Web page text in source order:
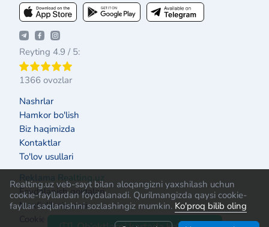
Realting.uz veb-sayt bilan aloqangizni yaxshilash uchun
cookie-fayllardan foydalanadi. Qurilmangizda qaysi cookie-
fayllar saqlanishini sozlashingiz mumkin. Ko'proq bilib oling
Reyting 4.9 / 5:
1366 ovozlar
Nashrlar
Hamkor bo'lish
Biz haqimizda
Kontaktlar
To'lov usullari
Foydalanish qoidalari
Maxfiylik siyosati
Cookie siyosati